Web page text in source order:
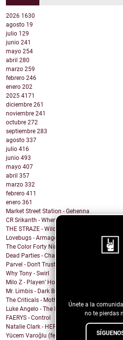
Únete a la
no te pierdas
2026 1630
agosto 19
julio 129
junio 241
mayo 254
abril 280
marzo 259
febrero 246
enero 202
2025 4171
diciembre 261
noviembre 241
octubre 272
septiembre 283
agosto 337
julio 416
junio 493
mayo 407
abril 357
marzo 332
febrero 411
enero 361
Market Street Station - Gehenna
CR Srikanth - When You Wake Up
THE STRAZE - Wild Nights
Lovebugs - Armageddon
The Color Forty Nine - We Send Satellites
Dead Parties - Charles Manson
Parvel - Don't Trust The Sirens
Why Tony - Swirl
Milo Z - Playen’ Hookie
Mr. Limbis - Dark Butterfly
The Criticals - Mother of Style
Luke Angelo - The Pool
FAERYS - Control
Natalie Clark - HERE
Yücem Varoğlu (feat. Jam and the Benzos) -